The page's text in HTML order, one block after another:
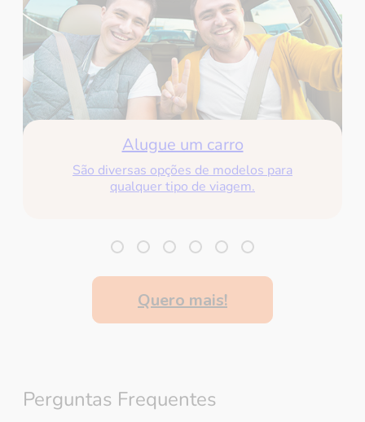
Alugue um carro
São diversas opções de modelos para
qualquer tipo de viagem.
Quero mais!
Perguntas Frequentes